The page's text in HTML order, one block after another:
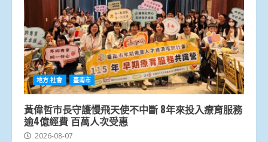
地方.社會 臺南市
黃偉哲市長守護慢飛天使不中斷 8年來投入療育服務
逾4億經費 百萬人次受惠
2026-08-07